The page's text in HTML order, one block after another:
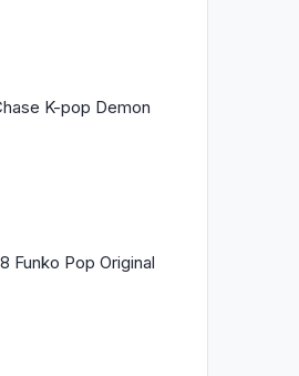
K-pop Demon
Funko Pop Original